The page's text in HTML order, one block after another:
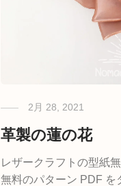
2月 28, 2021
革製の蓮の花
レザークラフトの型紙無
無料のパターン PDF を